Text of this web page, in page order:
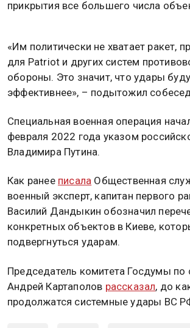
прикрытия все большего числа
«Им политически не хватает ракет,
для Patriot и других систем
обороны. Это значит, что удары
эффективнее», – подытожил
Специальная военная операция
февраля 2022 года указом
Владимира Путина.
Как ранее писала Общественная
военный эксперт, капитан первого
Василий Дандыкин обозначил
конкретных объектов в Киеве,
подвергнуться ударам.
Председатель комитета Госдумы по
Андрей Картаполов рассказал, до
продолжатся системные удары ВС